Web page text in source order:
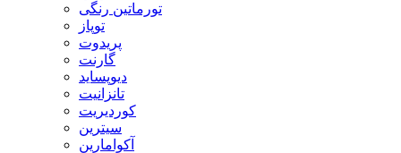
تورماتین رنگی
توپاز
پریدوت
گارنت
دیوپساید
تانزانیت
کوردیریت
سیترین
آکوامارین